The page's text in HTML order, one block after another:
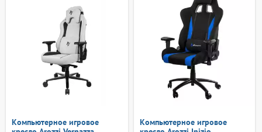
Компьютерное игровое
Компьютерное игровое